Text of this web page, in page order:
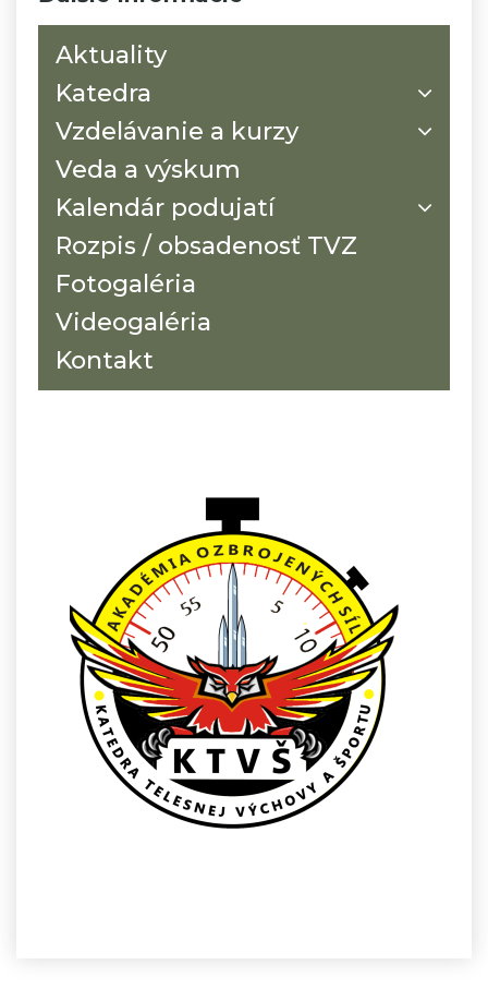
Aktuality
Katedra
Vzdelávanie a kurzy
Veda a výskum
Kalendár podujatí
Rozpis / obsadenosť TVZ
Fotogaléria
Videogaléria
Kontakt